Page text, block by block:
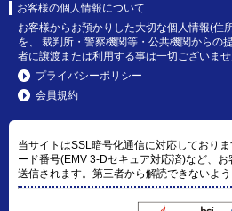
お客様の個人情報について
お客様からお預かりした大切な個人情報(住
を、 裁判所・警察機関等・公共機関からの
者に譲渡または利用する事は一切ございませ
プライバシーポリシー
会員規約
当サイトはSSL暗号化通信に対応しており
ード番号(EMV 3-Dセキュア対応済)など、
送信されます。第三者から解読できないよう